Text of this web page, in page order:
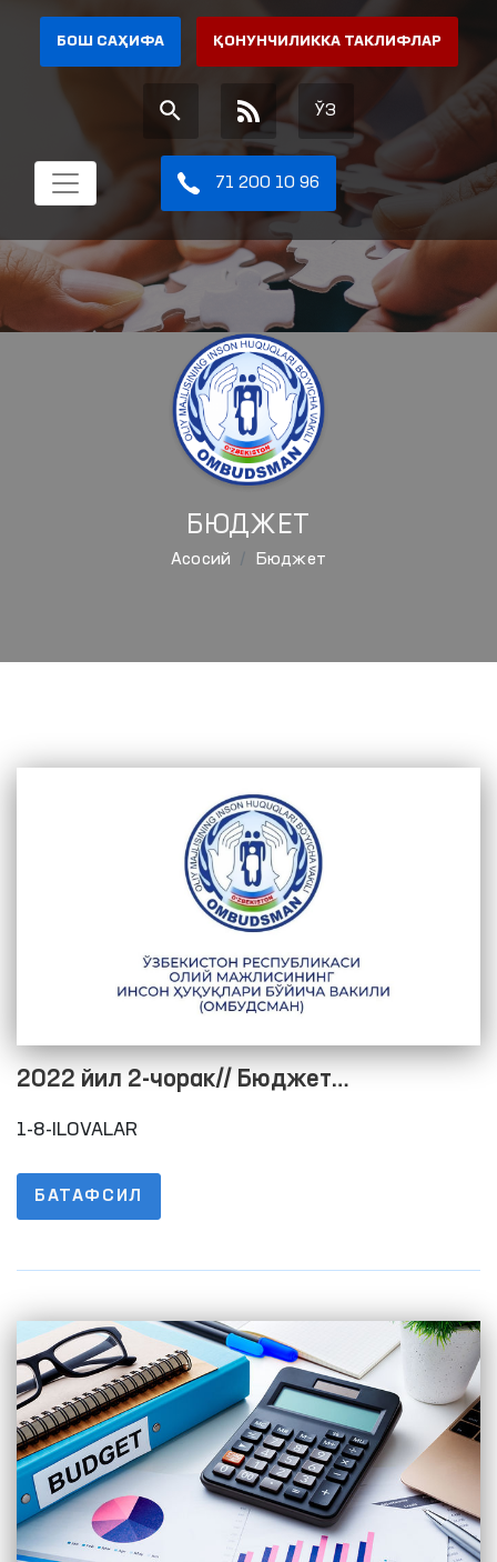
БОШ САҲИФА ҚОНУНЧИЛИККА ТАКЛИФЛАР
ЎЗ
71 200 10 96
БЮДЖЕТ
Aсосий Бюджет
2022 йил 2-чорак// Бюджет
жараёнининг очиқлигини таъминлаш
маълумотларни жойлаштириш тартиби
тўғрисидаги низомнинг 1-8-ИЛОВАЛАРИ
1-8-ILOVALAR
БАТАФСИЛ